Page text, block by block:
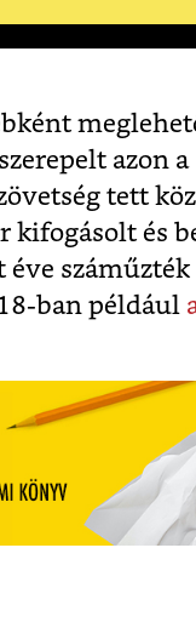
azon a
tett
kifogásolt és
száműzték
ban például